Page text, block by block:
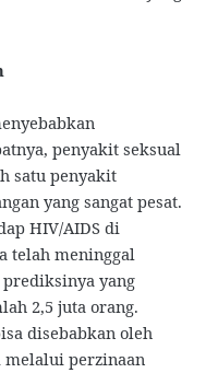
penyakit seksual
satu penyakit
yang sangat pesat.
HIV/AIDS di
telah meninggal
yang
2,5 juta orang.
disebabkan oleh
melalui perzinaan